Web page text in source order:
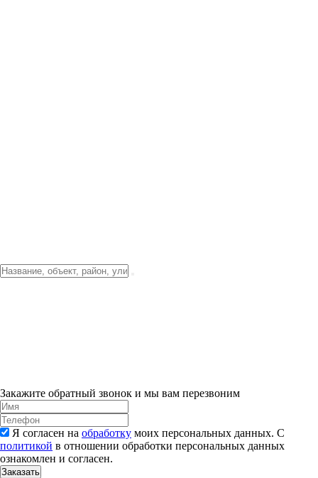
Закажите обратный звонок и мы вам перезвоним
Я согласен на обработку моих персональных данных. С
политикой в отношении обработки персональных данных
ознакомлен и согласен.
Заказать